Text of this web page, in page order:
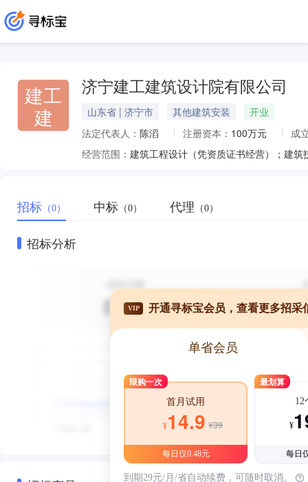
建工
建
济宁建工建筑设计院有限公司
山东省 | 济宁市 其他建筑安装
开业
法定代表人： 陈滔 注册资本： 100万元
成
经营范围：
招标 （0） 中标 （0） 代理 （0）
招标分析
VIP 开通寻标宝会员，查看更多招采
单省会员
限购一次
首月试用
¥14.9 ¥39
每日仅0.48元
最划算
12
¥
每日
到期29元/月/省自动续费，可随时取消。